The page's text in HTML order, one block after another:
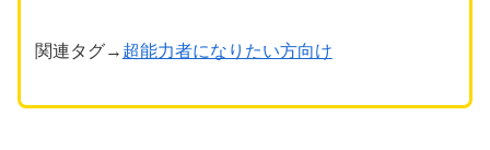
関連タグ→ 超能力者になりたい方向け